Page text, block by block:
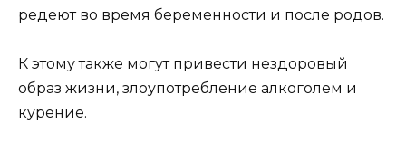
редеют во время беременности и после родов.
К этому также могут привести нездоровый
образ жизни, злоупотребление алкоголем и
курение.